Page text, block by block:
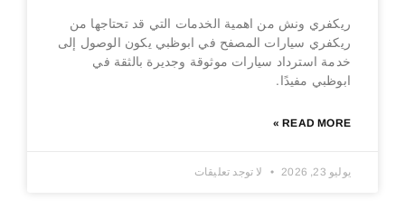
ريكفري ونش من اهمية الخدمات التي قد تحتاجها من
ريكفري سيارات المصفح في ابوظبي يكون الوصول إلى
خدمة استرداد سيارات موثوقة وجديرة بالثقة في
ابوظبي مفيدًا.
READ MORE »
يوليو 23, 2026 لا توجد تعليقات